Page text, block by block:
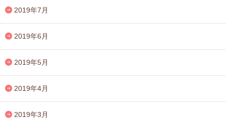
2019年7月
2019年6月
2019年5月
2019年4月
2019年3月